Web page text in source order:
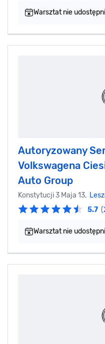
Warsztat nie
Autoryzowany
Volkswagena
Auto Group
Konstytucji 3 Maja 13,
5.7
Warsztat nie